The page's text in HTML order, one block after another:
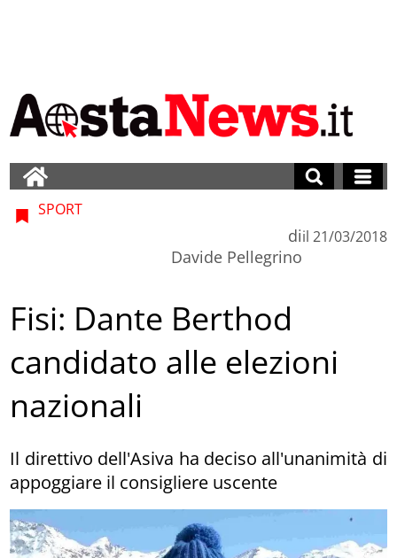
SPORT
di
Davide Pellegrino
il 21/03/2018
Fisi: Dante Berthod
candidato alle elezioni
nazionali
Il direttivo dell'Asiva ha deciso all'unanimità di
appoggiare il consigliere uscente